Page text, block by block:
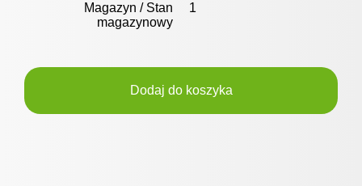
Magazyn / Stan
magazynowy
1
Dodaj do koszyka